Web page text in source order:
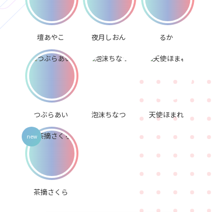
壇あやこ 夜月しおん るか
つぶらあい 泡沫ちなつ 天使ほまれ
茶摘さくら